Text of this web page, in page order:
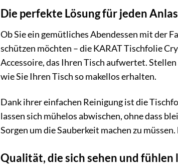
Die perfekte Lösung für jeden
Ob Sie ein gemütliches Abendessen mit der
schützen möchten – die KARAT Tischfolie
Accessoire, das Ihren Tisch aufwertet.
wie Sie Ihren Tisch so makellos erhalten.
Dank ihrer einfachen Reinigung ist die
lassen sich mühelos abwischen, ohne dass
Sorgen um die Sauberkeit machen zu
Qualität, die sich sehen und fühlen